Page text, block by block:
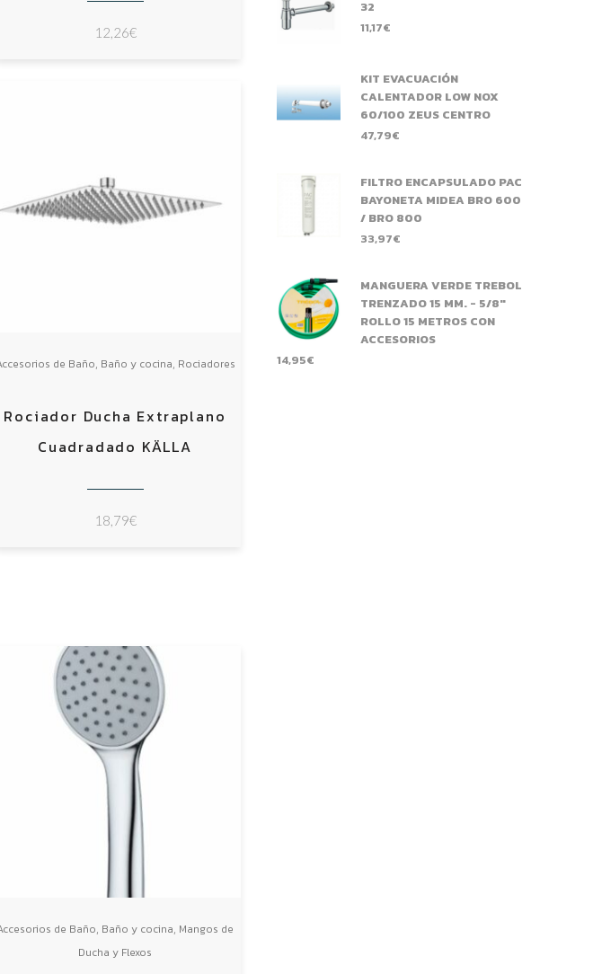
12,26€
de Baño, Baño y cocina, Rociadores
Rociador Ducha Extraplano
Cuadradado KÄLLA
18,79€
de Baño, Baño y cocina, Mangos de
Ducha y Flexos
32
11,17€
KIT EVACUACIÓN
CALENTADOR LOW NOX
60/100 ZEUS CENTRO
47,79€
FILTRO ENCAPSULADO PAC
BAYONETA MIDEA BRO 600
/ BRO 800
33,97€
MANGUERA VERDE TREBOL
TRENZADO 15 MM. - 5/8"
ROLLO 15 METROS CON
ACCESORIOS
14,95€